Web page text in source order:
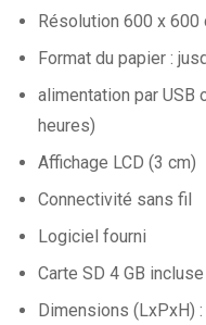
Résolution 600 x 600
Format du papier :
alimentation par USB
heures)
Affichage LCD (3 cm)
Connectivité sans fil
Logiciel fourni
Carte SD 4 GB incluse
Dimensions (LxPxH)